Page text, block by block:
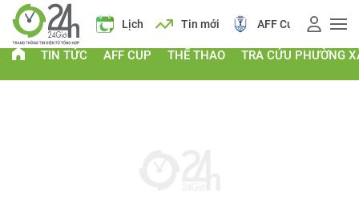
Lịch Tin mới AFF Cup Điểm chuẩn 2026
TIN TỨC AFF CUP THỂ THAO TRA CỨU PHƯỜNG